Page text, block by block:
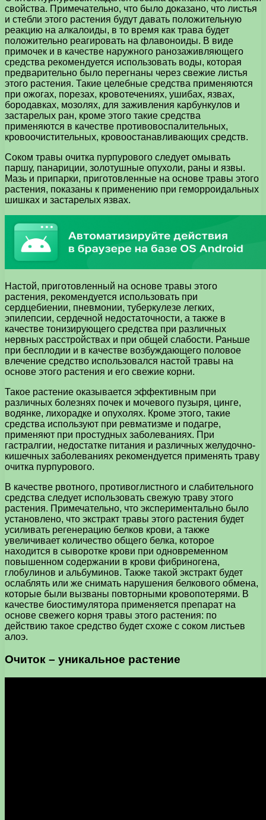
свойства. Примечательно, что было доказано, что листья
и стебли этого растения будут давать положительную
реакцию на алкалоиды, в то время как трава будет
положительно реагировать на флавоноиды. В виде
примочек и в качестве наружного ранозаживляющего
средства рекомендуется использовать воды, которая
предварительно было перегнаны через свежие листья
этого растения. Такие целебные средства применяются
при ожогах, порезах, кровотечениях, ушибах, язвах,
бородавках, мозолях, для заживления карбункулов и
застарелых ран, кроме этого такие средства
применяются в качестве противовоспалительных,
кровоочистительных, кровоостанавливающих средств.
Соком травы очитка пурпурового следует омывать
паршу, панариции, золотушные опухоли, раны и язвы.
Мазь и припарки, приготовленные на основе травы этого
растения, показаны к применению при геморроидальных
шишках и застарелых язвах.
Настой, приготовленный на основе травы этого
растения, рекомендуется использовать при
сердцебиении, пневмонии, туберкулезе легких,
эпилепсии, сердечной недостаточности, а также в
качестве тонизирующего средства при различных
нервных расстройствах и при общей слабости. Раньше
при бесплодии и в качестве возбуждающего половое
влечение средство использовался настой травы на
основе этого растения и его свежие корни.
Такое растение оказывается эффективным при
различных болезнях почек и мочевого пузыря, цинге,
водянке, лихорадке и опухолях. Кроме этого, такие
средства используют при ревматизме и подагре,
применяют при простудных заболеваниях. При
гастралгии, недостатке питания и различных желудочно-
кишечных заболеваниях рекомендуется применять траву
очитка пурпурового.
В качестве рвотного, противоглистного и слабительного
средства следует использовать свежую траву этого
растения. Примечательно, что экспериментально было
установлено, что экстракт травы этого растения будет
усиливать регенерацию белков крови, а также
увеличивает количество общего белка, которое
находится в сыворотке крови при одновременном
повышенном содержании в крови фибриногена,
глобулинов и альбуминов. Также такой экстракт будет
ослаблять или же снимать нарушения белкового обмена,
которые были вызваны повторными кровопотерями. В
качестве биостимулятора применяется препарат на
основе свежего корня травы этого растения: по
действию такое средство будет схоже с соком листьев
алоэ.
Очиток – уникальное растение